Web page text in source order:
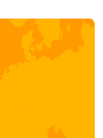
bij
aanslagen. De
…